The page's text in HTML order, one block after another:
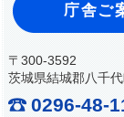
庁舎ご
〒300-3592
茨城県結城郡八千
0296-48-